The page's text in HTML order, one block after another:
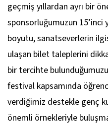
geçmiş yıllardan ayrı bir
sponsorluğumuzun 15’inci
boyutu, sanatseverlerin
ulaşan bilet taleplerini
bir tercihte
festival kapsamında
verdiğimiz destekle genç
önemli örnekleriyle